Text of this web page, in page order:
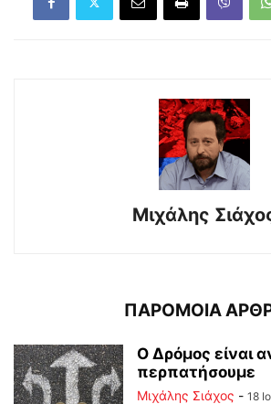
Μιχάλης
ΠΑΡΟΜΟΙΑ
Ο Δρόμος είναι
περπατήσουμε
Μιχάλης Σιάχος - 18